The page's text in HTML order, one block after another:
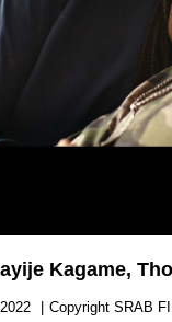
Kagame,
Copyright SRAB